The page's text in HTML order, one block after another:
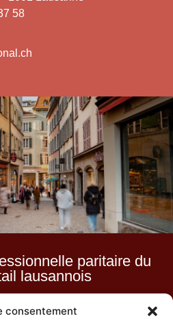
consentement
58
paritaire du
lausannois
Paudex